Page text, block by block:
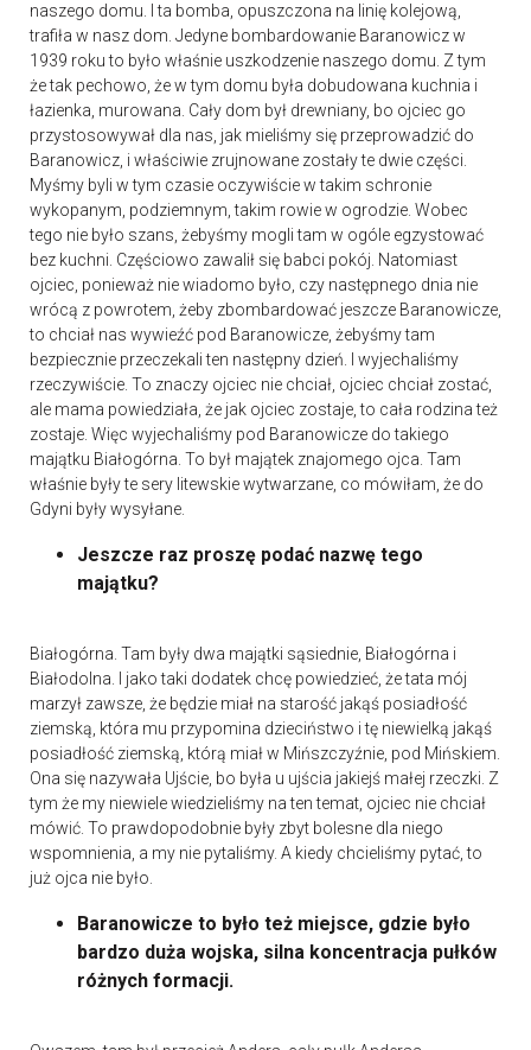
naszego domu. I ta bomba, opuszczona na linię kolejową,
trafiła w nasz dom. Jedyne bombardowanie Baranowicz w
1939 roku to było właśnie uszkodzenie naszego domu. Z tym
że tak pechowo, że w tym domu była dobudowana kuchnia i
łazienka, murowana. Cały dom był drewniany, bo ojciec go
przystosowywał dla nas, jak mieliśmy się przeprowadzić do
Baranowicz, i właściwie zrujnowane zostały te dwie części.
Myśmy byli w tym czasie oczywiście w takim schronie
wykopanym, podziemnym, takim rowie w ogrodzie. Wobec
tego nie było szans, żebyśmy mogli tam w ogóle egzystować
bez kuchni. Częściowo zawalił się babci pokój. Natomiast
ojciec, ponieważ nie wiadomo było, czy następnego dnia nie
wrócą z powrotem, żeby zbombardować jeszcze Baranowicze,
to chciał nas wywieźć pod Baranowicze, żebyśmy tam
bezpiecznie przeczekali ten następny dzień. I wyjechaliśmy
rzeczywiście. To znaczy ojciec nie chciał, ojciec chciał zostać,
ale mama powiedziała, że jak ojciec zostaje, to cała rodzina też
zostaje. Więc wyjechaliśmy pod Baranowicze do takiego
majątku Białogórna. To był majątek znajomego ojca. Tam
właśnie były te sery litewskie wytwarzane, co mówiłam, że do
Gdyni były wysyłane.
Jeszcze raz proszę podać nazwę tego
majątku?
Białogórna. Tam były dwa majątki sąsiednie, Białogórna i
Białodolna. I jako taki dodatek chcę powiedzieć, że tata mój
marzył zawsze, że będzie miał na starość jakąś posiadłość
ziemską, która mu przypomina dzieciństwo i tę niewielką jakąś
posiadłość ziemską, którą miał w Mińszczyźnie, pod Mińskiem.
Ona się nazywała Ujście, bo była u ujścia jakiejś małej rzeczki. Z
tym że my niewiele wiedzieliśmy na ten temat, ojciec nie chciał
mówić. To prawdopodobnie były zbyt bolesne dla niego
wspomnienia, a my nie pytaliśmy. A kiedy chcieliśmy pytać, to
już ojca nie było.
Baranowicze to było też miejsce, gdzie było
bardzo duża wojska, silna koncentracja pułków
różnych formacji.